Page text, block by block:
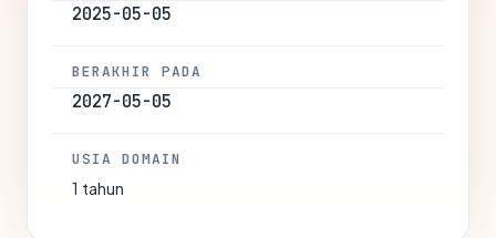
2025-05-05
BERAKHIR PADA
2027-05-05
USIA DOMAIN
1 tahun